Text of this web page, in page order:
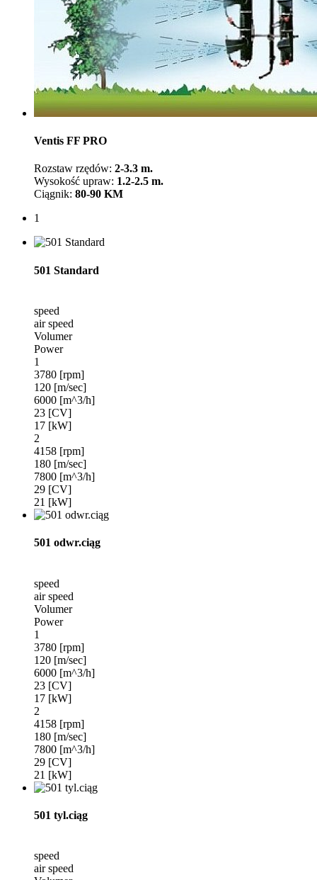
Ventis FF PRO
Rozstaw rzędów: 2-3.3 m.
Wysokość upraw: 1.2-2.5 m.
Ciągnik: 80-90 KM
1
501 Standard
speed
air speed
Volumer
Power
1
3780 [rpm]
120 [m/sec]
6000 [m^3/h]
23 [CV]
17 [kW]
2
4158 [rpm]
180 [m/sec]
7800 [m^3/h]
29 [CV]
21 [kW]
501 odwr.ciąg
speed
air speed
Volumer
Power
1
3780 [rpm]
120 [m/sec]
6000 [m^3/h]
23 [CV]
17 [kW]
2
4158 [rpm]
180 [m/sec]
7800 [m^3/h]
29 [CV]
21 [kW]
501 tyl.ciąg
speed
air speed